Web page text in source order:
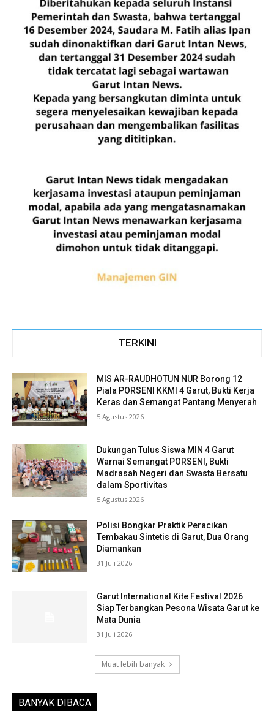
TERKINI
MIS AR-RAUDHOTUN NUR Borong 12
Piala PORSENI KKMI 4 Garut, Bukti Kerja
Keras dan Semangat Pantang Menyerah
5 Agustus 2026
Dukungan Tulus Siswa MIN 4 Garut
Warnai Semangat PORSENI, Bukti
Madrasah Negeri dan Swasta Bersatu
dalam Sportivitas
5 Agustus 2026
Polisi Bongkar Praktik Peracikan
Tembakau Sintetis di Garut, Dua Orang
Diamankan
31 Juli 2026
Garut International Kite Festival 2026
Siap Terbangkan Pesona Wisata Garut ke
Mata Dunia
31 Juli 2026
Muat lebih banyak
BANYAK DIBACA